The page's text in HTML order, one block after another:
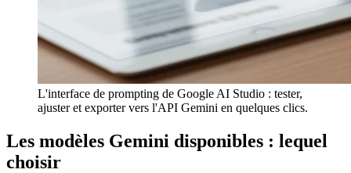
L'interface de prompting de Google AI Studio : tester,
ajuster et exporter vers l'API Gemini en quelques clics.
Les modèles Gemini disponibles : lequel
choisir